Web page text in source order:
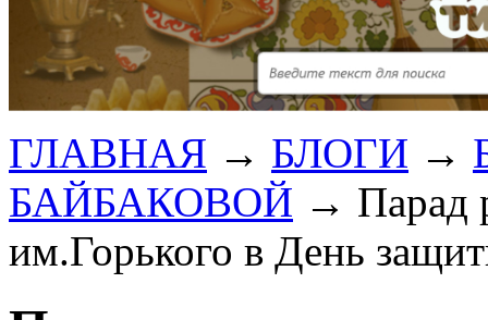
ГЛАВНАЯ → БЛОГИ →
БАЙБАКОВОЙ → Парад
им.Горького в День